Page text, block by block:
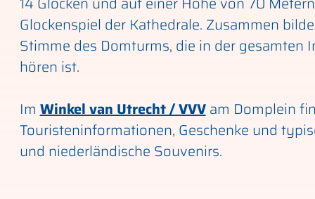
Glockenspiel der Kathedrale. Zusammen
Stimme des Domturms, die in der gesamten
hören ist.
ImWinkel van Utrecht / VVVam Domplein
Touristeninformationen, Geschenke und
und niederländische Souvenirs.